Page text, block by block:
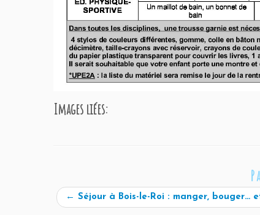
Images liées:
← Séjour à Bois-le-Roi : manger, bouger…